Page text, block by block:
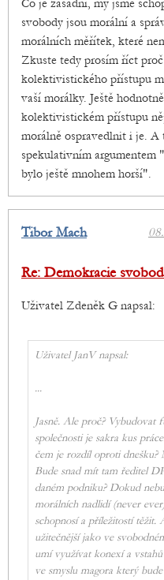
Co je zásadní, my jsme
svobody jsou morální a
morálních měřítek, které
Zkuste tedy prosím říct
kolektivistického přístupu
vaší morálky. Ještě
kolektivistickém přístupu
morálně ospravedlnit i je.
spekulativním
bylo ještě mnohem horší".
Tibor Mach
Re: Demokracie
Uživatel Zdeněk G napsal:
Uživatel JanV napsal:
...
Jasně. Ale proč?
společnosti je sakra kus
čem je rozdíl oproti dnešku?
Bude snad mít tam ředitel
daném podniku? Dokud
morálních nadlidí (never
schopnosí a příležitostí
užitečnější jako ve
umí využívat konexí a
ve smyslu magora který